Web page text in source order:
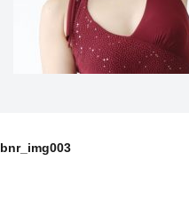
bnr_img003